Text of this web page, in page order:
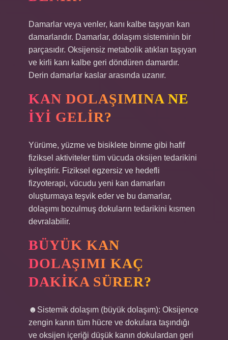
Damarlar veya venler, kanı kalbe taşıyan kan
damarlarıdır. Damarlar, dolaşım sisteminin bir
parçasıdır. Oksijensiz metabolik atıkları taşıyan
ve kirli kanı kalbe geri döndüren damardır.
Derin damarlar kaslar arasında uzanır.
KAN DOLAŞIMINA NE
IYI GELIR?
Yürüme, yüzme ve bisiklete binme gibi hafif
fiziksel aktiviteler tüm vücuda oksijen tedarikini
iyileştirir. Fiziksel egzersiz ve hedefli
fizyoterapi, vücudu yeni kan damarları
oluşturmaya teşvik eder ve bu damarlar,
dolaşımı bozulmuş dokuların tedarikini kısmen
devralabilir.
BÜYÜK KAN
DOLAŞIMI KAÇ
DAKIKA SÜRER?
☻Sistemik dolaşım (büyük dolaşım): Oksijence
zengin kanın tüm hücre ve dokulara taşındığı
ve oksijen içeriği düşük kanın dokulardan geri